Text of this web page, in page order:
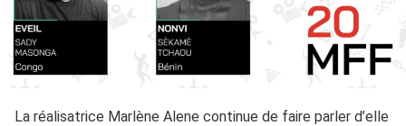
La réalisatrice Marlène Alene continue de faire parler d’elle